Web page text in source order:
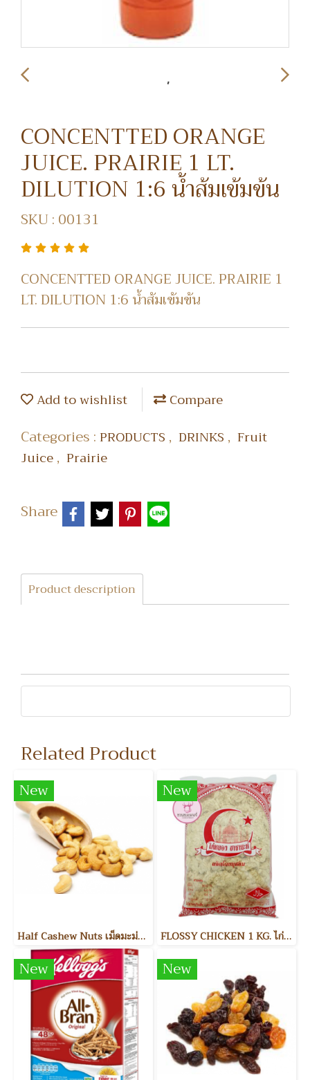
CONCENTTED ORANGE
JUICE. PRAIRIE 1 LT.
DILUTION 1:6 น้ำส้มเข้มข้น
SKU : 00131
CONCENTTED ORANGE JUICE. PRAIRIE 1
LT. DILUTION 1:6 น้ำส้มเข้มข้น
Add to wishlist Compare
Categories :PRODUCTS , DRINKS , Fruit
Juice, Prairie
Share
Product description
Related Product
New
Half Cashew Nuts เม็ดมะม่วงหิมพานต์แบ่งครึ่ง
New
FLOSSY CHICKEN 1 KG. ไก่หยอง
New New